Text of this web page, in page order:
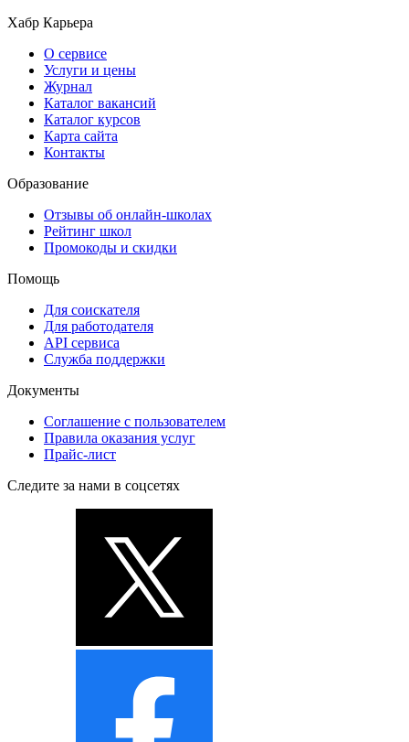
Хабр Карьера
О сервисе
Услуги и цены
Журнал
Каталог вакансий
Каталог курсов
Карта сайта
Контакты
Образование
Отзывы об онлайн-школах
Рейтинг школ
Промокоды и скидки
Помощь
Для соискателя
Для работодателя
API сервиса
Служба поддержки
Документы
Соглашение с пользователем
Правила оказания услуг
Прайс-лист
Следите за нами в соцсетях